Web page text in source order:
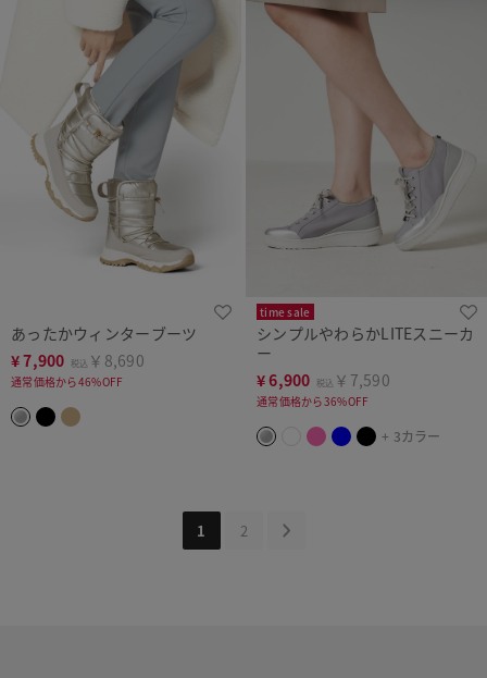
あったかウィンターブーツ
¥7,900 税込 ￥8,690
通常価格から46%OFF
time sale
シンプルやわらかLITEスニーカ
ー
¥6,900 税込 ￥7,590
通常価格から36%OFF
+ 3カラー
1 2